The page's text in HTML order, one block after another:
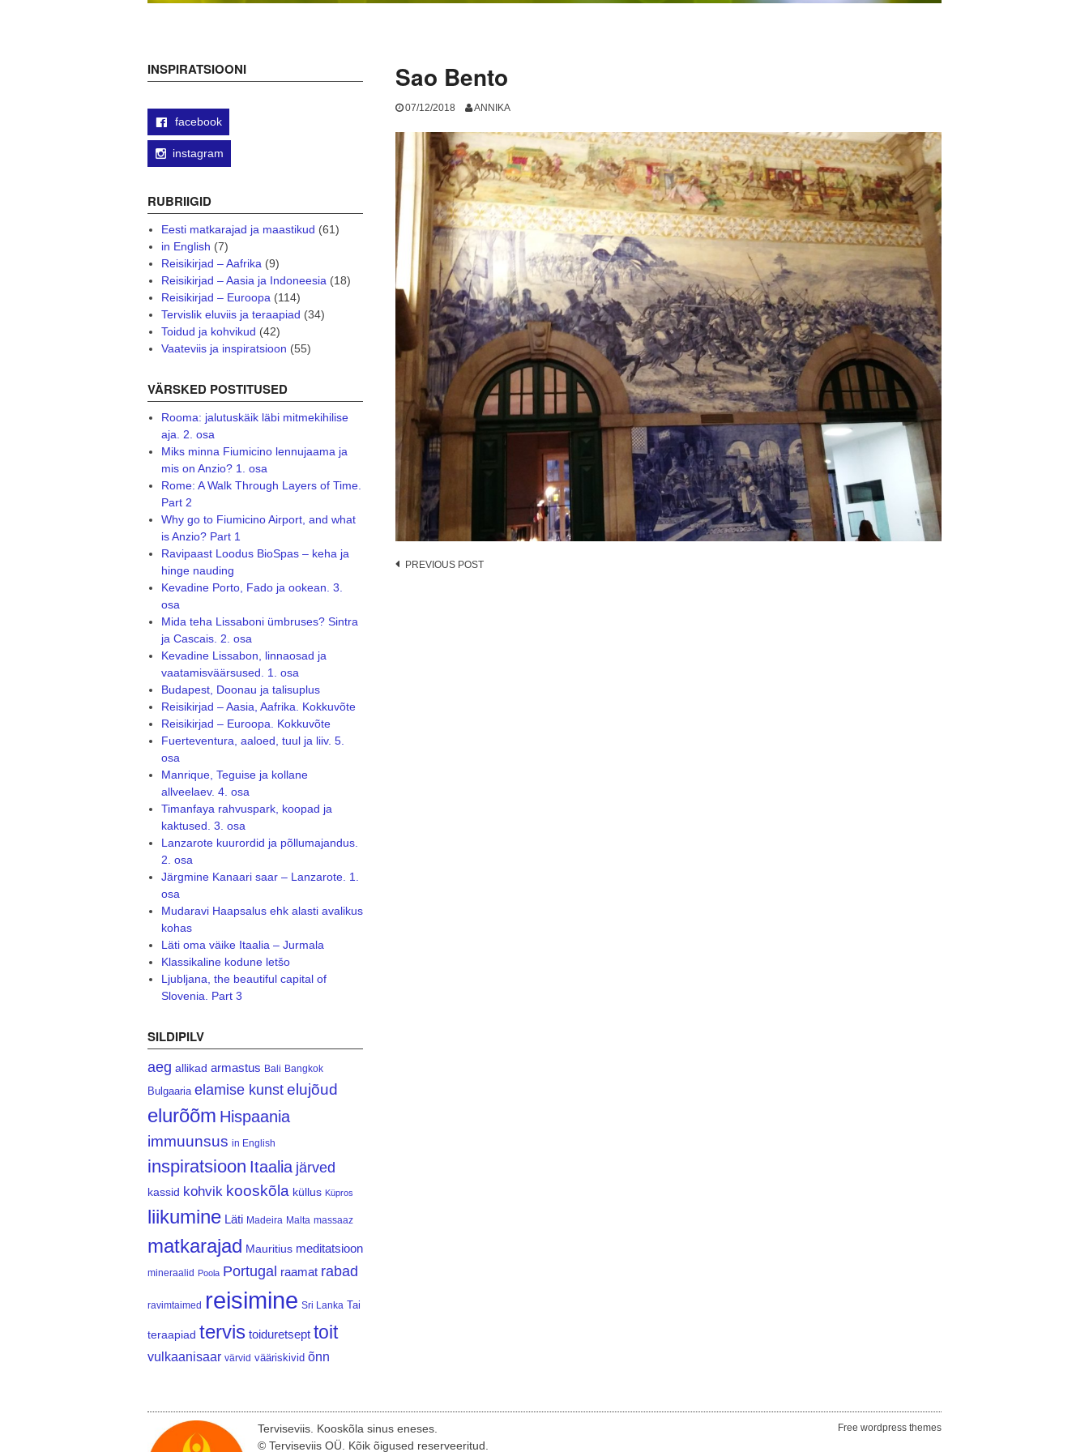
Sao Bento
07/12/2018 ANNIKA
Post
PREVIOUS POST
INSPIRATSIOONI
facebook
instagram
RUBRIIGID
Eesti matkarajad ja maastikud (61)
in English (7)
Reisikirjad – Aafrika(9)
Reisikirjad – Aasia ja Indoneesia(18)
Reisikirjad – Euroopa(114)
Tervislik eluviis ja teraapiad (34)
Toidud ja kohvikud (42)
Vaateviis ja inspiratsioon (55)
VÄRSKED POSTITUSED
Rooma: jalutuskäik läbi mitmekihilise
aja. 2. osa
Miks minna Fiumicino lennujaama ja
mis on Anzio? 1. osa
Rome: A Walk Through Layers of Time.
Part 2
Why go to Fiumicino Airport, and what
is Anzio? Part 1
Ravipaast Loodus BioSpas – keha ja
hinge nauding
Kevadine Porto, Fado ja ookean. 3.
osa
Mida teha Lissaboni ümbruses? Sintra
ja Cascais. 2. osa
Kevadine Lissabon, linnaosad ja
vaatamisväärsused. 1. osa
Budapest, Doonau ja talisuplus
Reisikirjad – Aasia, Aafrika. Kokkuvõte
Reisikirjad – Euroopa. Kokkuvõte
Fuerteventura, aaloed, tuul ja liiv. 5.
osa
Manrique, Teguise ja kollane
allveelaev. 4. osa
Timanfaya rahvuspark, koopad ja
kaktused. 3. osa
Lanzarote kuurordid ja põllumajandus.
2. osa
Järgmine Kanaari saar – Lanzarote. 1.
osa
Mudaravi Haapsalus ehk alasti avalikus
kohas
Läti oma väike Itaalia – Jurmala
Klassikaline kodune letšo
Ljubljana, the beautiful capital of
Slovenia. Part 3
SILDIPILV
aeg allikad armastus Bali Bangkok
Bulgaaria elamise kunst elujõud
elurõõm Hispaania
immuunsus in English
inspiratsioon Itaalia järved
kassid kohvik kooskõla küllus Küpros
liikumine Läti Madeira Malta massaaz
matkarajad Mauritius meditatsioon
mineraalid Poola Portugal raamat rabad
ravimtaimed reisimine Sri Lanka Tai
teraapiad tervis toiduretsept toit
vulkaanisaar värvid vääriskivid õnn
Terviseviis. Kooskõla sinus eneses.
© Terviseviis OÜ. Kõik õigused reserveeritud.
Free wordpress themes